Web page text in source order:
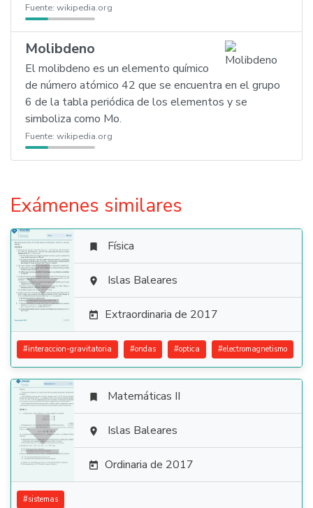
Fuente: wikipedia.org
Molibdeno
El molibdeno es un elemento químico
de número atómico 42 que se encuentra en el grupo
6 de la tabla periódica de los elementos y se
simboliza como Mo.
Fuente: wikipedia.org
Exámenes similares

 Física
 Islas Baleares
 Extraordinaria de 2017
#interaccion-gravitatoria #ondas #optica #electromagnetismo

 Matemáticas II
 Islas Baleares
 Ordinaria de 2017
#sistemas